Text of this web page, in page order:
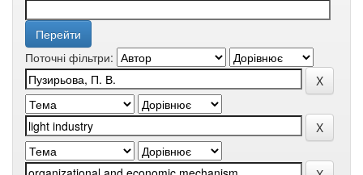
Поточні фільтри: